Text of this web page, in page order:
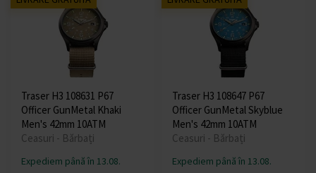
Traser H3 108631 P67
Officer GunMetal Khaki
Men's 42mm 10ATM
Ceasuri - Bărbați
Expediem până în 13.08.
Traser H3 108647 P67
Officer GunMetal Skyblue
Men's 42mm 10ATM
Ceasuri - Bărbați
Expediem până în 13.08.